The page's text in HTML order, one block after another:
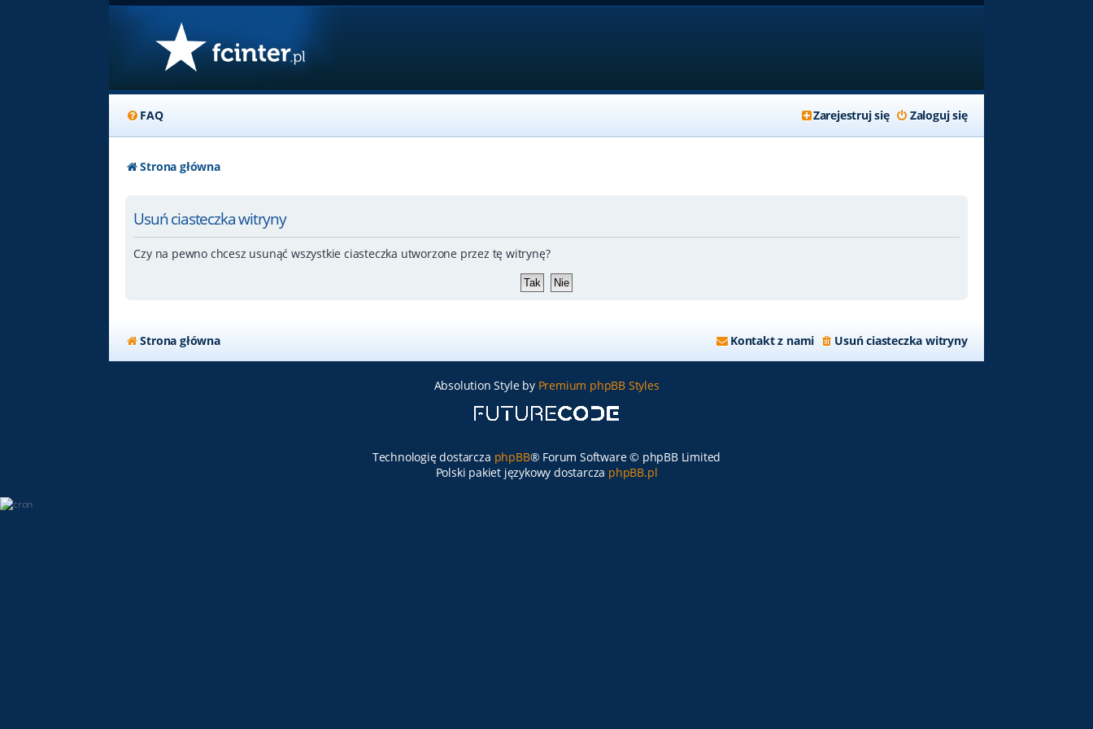
FAQ Zaloguj się
Zarejestruj się
Strona główna
Usuń ciasteczka witryny
Czy na pewno chcesz usunąć wszystkie ciasteczka utworzone przez tę witrynę?
Strona główna Usuń ciasteczka witryny
Kontakt z nami
Absolution Style by Premium phpBB Styles
Technologię dostarcza phpBB® Forum Software © phpBB Limited
Polski pakiet językowy dostarcza phpBB.pl